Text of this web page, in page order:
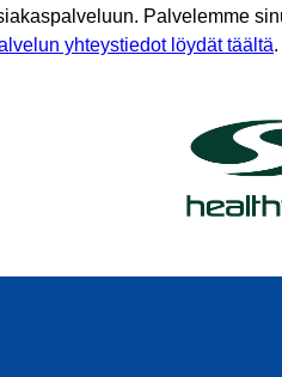
Palvelemme
yhteystiedot löydät täältä.